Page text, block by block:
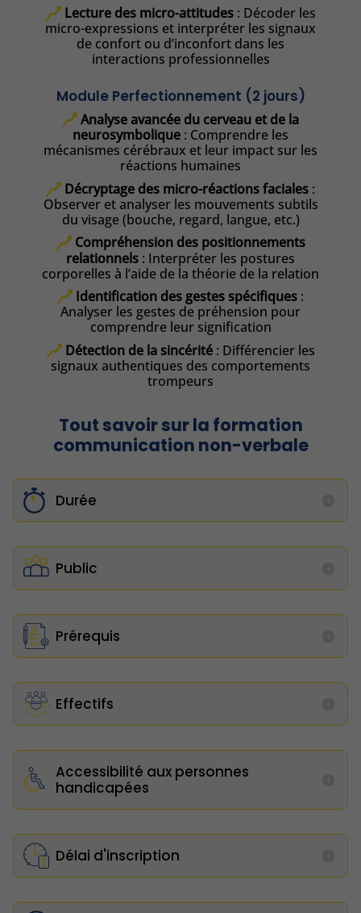
Lecture des micro-attitudes: Décoder les
micro-expressions et interpréter les signaux
de confort ou d’inconfort dans les
interactions professionnelles
Module Perfectionnement (2 jours)
Analyse avancée du cerveau et de la
neurosymbolique : Comprendre les
mécanismes cérébraux et leur impact sur les
réactions humaines
Décryptage des micro-réactions faciales :
Observer et analyser les mouvements subtils
du visage (bouche, regard, langue, etc.)
Compréhension des positionnements
relationnels : Interpréter les postures
corporelles à l’aide de la théorie de la relation
Identification des gestes spécifiques :
Analyser les gestes de préhension pour
comprendre leur signification
Détection de la sincérité: Différencier les
signaux authentiques des comportements
trompeurs
Tout savoir sur la formation
communication non-verbale
Durée
Public
Prérequis
Effectifs
Accessibilité aux personnes
handicapées
Délai d'inscription